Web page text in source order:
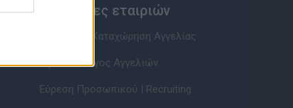
Υπηρεσίες εταιριών
Εγγραφή & Καταχώρηση Αγγελίας
Τιμοκατάλογος Αγγελιών
Εύρεση Προσωπικού | Recruiting